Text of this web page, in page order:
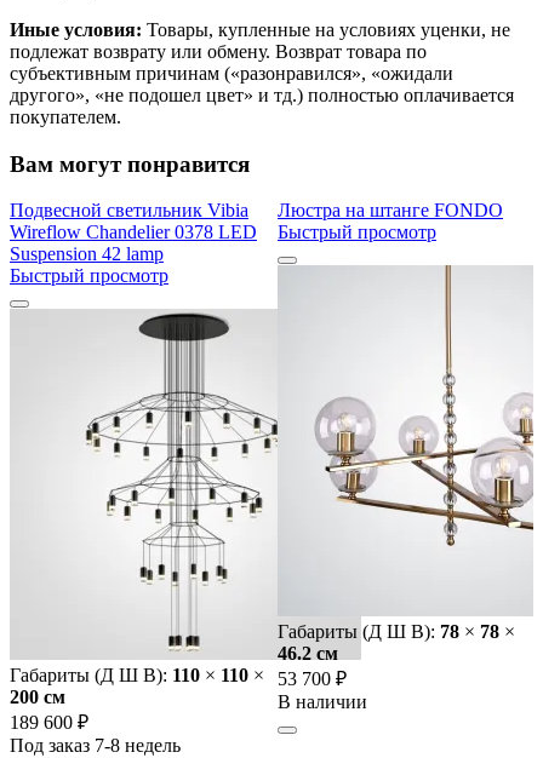
Иные условия: Товары, купленные на условиях уценки, не
подлежат возврату или обмену. Возврат товара по
субъективным причинам («разонравился», «ожидали
другого», «не подошел цвет» и тд.) полностью оплачивается
покупателем.
Вам могут понравится
Подвесной светильник Vibia
Wireflow Chandelier 0378 LED
Suspension 42 lamp
Быстрый просмотр
Габариты (Д Ш В): 110 × 110 ×
200 cм
189 600 ₽
Под заказ 7-8 недель
Люстра на штанге FONDO
Быстрый просмотр
Габариты (Д Ш В): 78 × 78 ×
46.2 cм
53 700 ₽
В наличии